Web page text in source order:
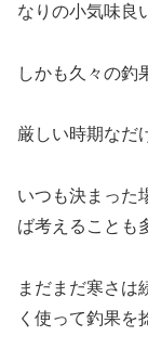
なりの小気味良
しかも久々の釣
厳しい時期なだ
いつも決まった
ば考えることも
まだまだ寒さは
く使って釣果を